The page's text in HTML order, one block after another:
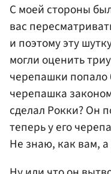
С моей стороны
вас
и поэтому эту
могли оценить
черепашки попало
черепашка
сделал Рокки? Он
теперь у его
Не знаю, как вам,